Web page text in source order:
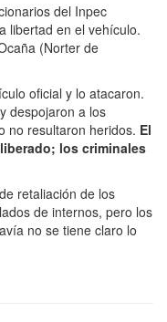
del Inpec
libertad en el vehículo.
(Norter de
oficial y lo atacaron.
despojaron a los
no resultaron heridos. El
los criminales
retaliación de los
de internos, pero los
no se tiene claro lo